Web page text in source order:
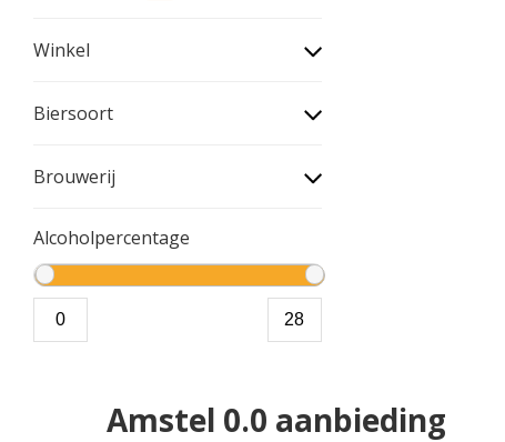
Winkel
Biersoort
Brouwerij
Alcoholpercentage
Amstel 0.0 aanbieding